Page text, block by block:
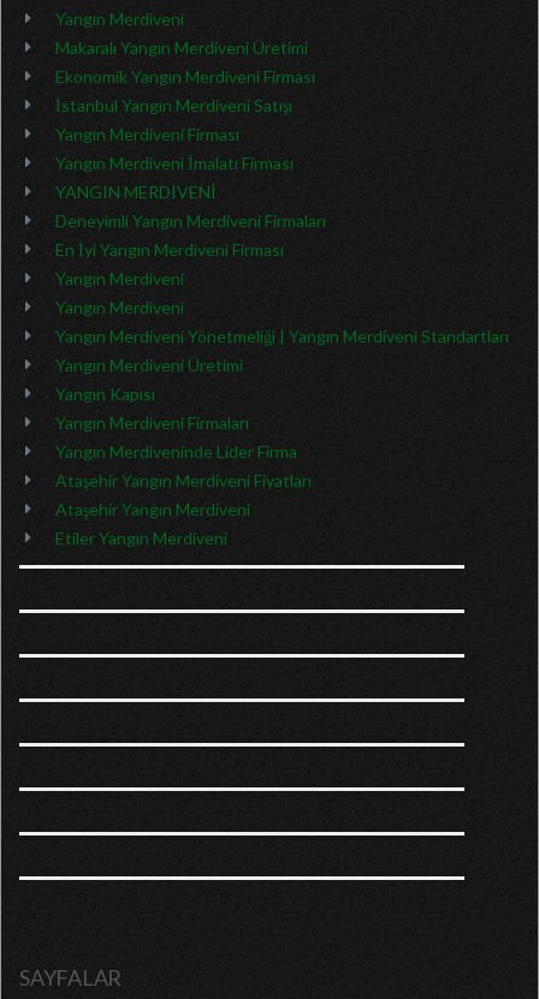
Yangın Merdiveni
Makaralı Yangın Merdiveni Üretimi
Ekonomik Yangın Merdiveni Firması
İstanbul Yangın Merdiveni Satışı
Yangın Merdiveni Firması
Yangın Merdiveni İmalatı Firması
YANGIN MERDİVENİ
Deneyimli Yangın Merdiveni Firmaları
En İyi Yangın Merdiveni Firması
Yangın Merdiveni
Yangın Merdiveni
Yangın Merdiveni Yönetmeliği | Yangın Merdiveni Standartları
Yangın Merdiveni Üretimi
Yangın Kapısı
Yangın Merdiveni Firmaları
Yangın Merdiveninde Lider Firma
Ataşehir Yangın Merdiveni Fiyatları
Ataşehir Yangın Merdiveni
Etiler Yangın Merdiveni
SAYFALAR